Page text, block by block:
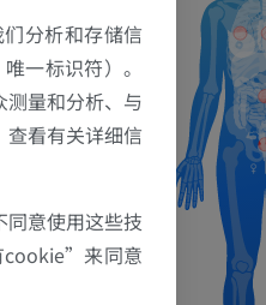
分析和存储信
一标识符）。
量和分析、与
查看有关详细信
意使用这些技
cookie”来同意